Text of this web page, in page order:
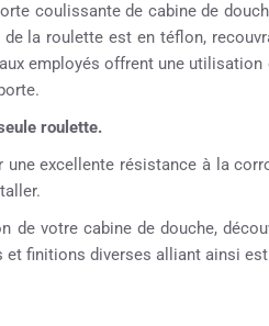
coulissante de cabine de
la roulette est en téflon,
employés offrent une
roulette.
excellente résistance à la
de votre cabine de douche,
et finitions diverses alliant ainsi